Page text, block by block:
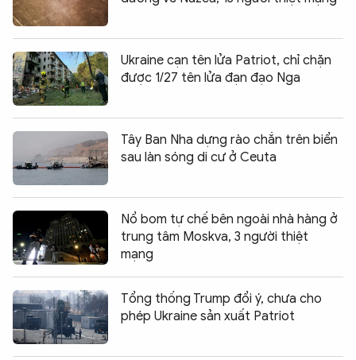
Ukraine cạn tên lửa Patriot, chỉ chặn
được 1/27 tên lửa đạn đạo Nga
Tây Ban Nha dựng rào chắn trên biển
sau làn sóng di cư ở Ceuta
Nổ bom tự chế bên ngoài nhà hàng ở
trung tâm Moskva, 3 người thiệt
mạng
Tổng thống Trump đổi ý, chưa cho
phép Ukraine sản xuất Patriot